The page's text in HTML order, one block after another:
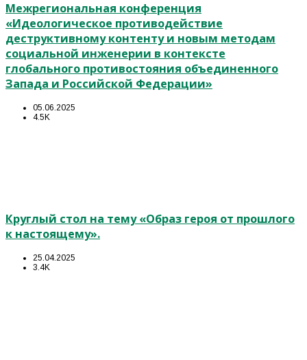
Межрегиональная конференция
«Идеологическое противодействие
деструктивному контенту и новым методам
социальной инженерии в контексте
глобального противостояния объединенного
Запада и Российской Федерации»
05.06.2025
4.5K
Круглый стол на тему «Образ героя от прошлого
к настоящему».
25.04.2025
3.4K